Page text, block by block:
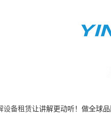
设备租赁让讲解更动听！做全球品